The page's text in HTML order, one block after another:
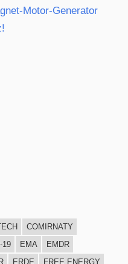
Motor-Generator
COMIRNATY
19 EMA
EMDR
ERDE
FREE ENERGY